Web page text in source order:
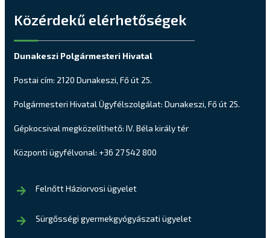
Közérdekű elérhetőségek
Dunakeszi Polgármesteri Hivatal
Postai cím: 2120 Dunakeszi, Fő út 25.
Polgármesteri Hivatal Ügyfélszolgálat: Dunakeszi, Fő út 25.
Gépkocsival megközelíthető: IV. Béla király tér
Központi ügyfélvonal: +36 27 542 800
Felnőtt Háziorvosi ügyelet
Sürgősségi gyermekgyógyászati ügyelet